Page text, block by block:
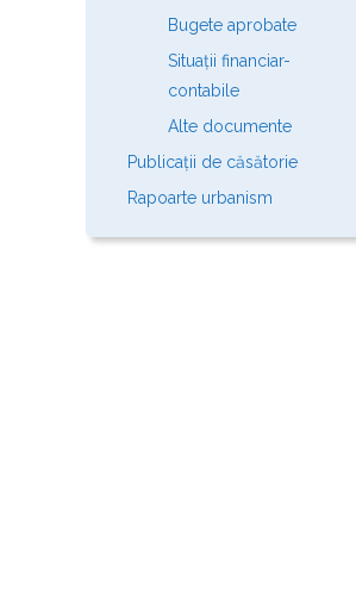
Bugete aprobate
Situații financiar-
contabile
Alte documente
Publicații de căsătorie
Rapoarte urbanism